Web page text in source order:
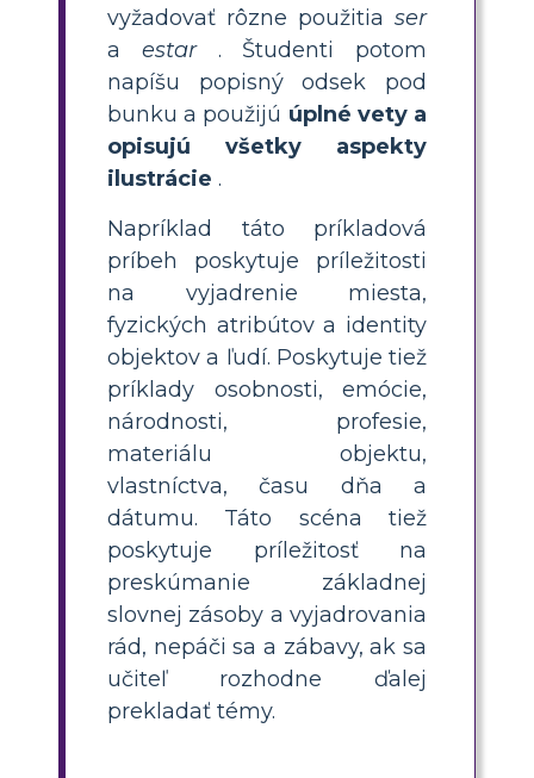
vyžadovať rôzne použitia ser
a estar. Študenti potom
napíšu popisný odsek pod
bunku a použijú úplné vety a
opisujú všetky aspekty
ilustrácie .
Napríklad táto príkladová
príbeh poskytuje príležitosti
na vyjadrenie miesta,
fyzických atribútov a identity
objektov a ľudí. Poskytuje tiež
príklady osobnosti, emócie,
národnosti, profesie,
materiálu objektu,
vlastníctva, času dňa a
dátumu. Táto scéna tiež
poskytuje príležitosť na
preskúmanie základnej
slovnej zásoby a vyjadrovania
rád, nepáči sa a zábavy, ak sa
učiteľ rozhodne ďalej
prekladať témy.